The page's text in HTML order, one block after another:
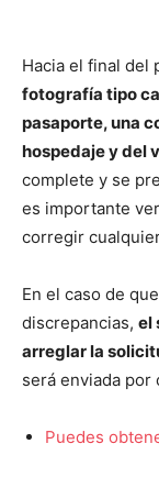
Hacia el final del
fotografía tipo
pasaporte, una
hospedaje y del
complete y se
es importante
corregir
En el caso de
discrepancias, el
arreglar la
será enviada
Puedes